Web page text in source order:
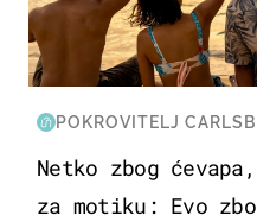
POKROVITELJ
Netko zbog
za motiku: Evo